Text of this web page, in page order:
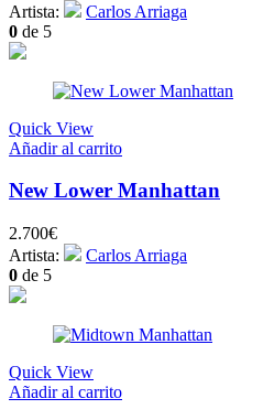
Artista:
Carlos Arriaga
0 de 5
Quick View
Añadir al carrito
New Lower Manhattan
2.700€
Artista:
Carlos Arriaga
0 de 5
Quick View
Añadir al carrito